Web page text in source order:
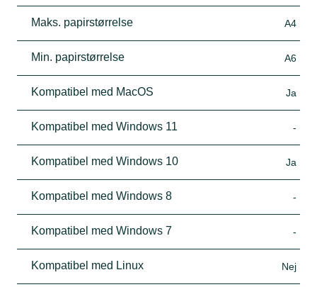
Maks. papirstørrelse A4
Min. papirstørrelse A6
Kompatibel med MacOS Ja
Kompatibel med Windows 11 -
Kompatibel med Windows 10 Ja
Kompatibel med Windows 8 -
Kompatibel med Windows 7 -
Kompatibel med Linux Nej